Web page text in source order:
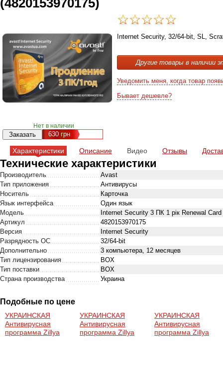
(4820153970175)
Нет в наличии
630грн
Internet Security, 32/64-bit, SL,
Другие товары в наличии
Уведомить меня, когда товар
Бывает дешевле?
Характеристики Описание Видео Отзывы
Технические характеристики
Производитель
Avast
Тип приложения
Антивирусы
Носитель
Карточка
Язык интерфейса
Один язык
Модель
Internet Security 3 ПК 1 рік Renewal Card
Артикул
4820153970175
Версия
Internet Security
Разрядность ОС
32/64-bit
Дополнительно
3 компьютера, 12 месяцев
Тип лицензирования
BOX
Тип поставки
BOX
Страна производства
Украина
Подобные по цене
УКРАИНСКАЯ
Антивирусная
программа Zillya
УКРАИНСКАЯ
Антивирусная
программа Zillya
УКРАИНСКАЯ
Антивирусная
программа Zillya